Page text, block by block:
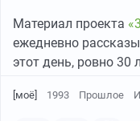
Материал проекта
ежедневно
этот день, ровно 30
[моё] 1993 Прошлое